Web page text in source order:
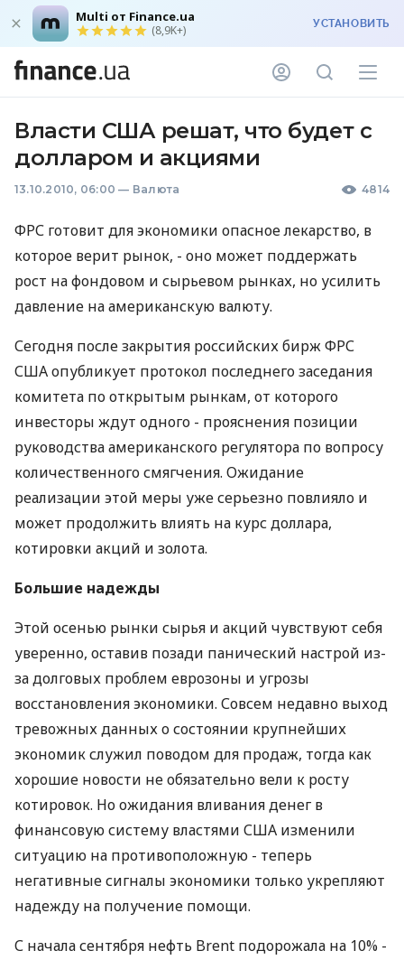
Multi от Finance.ua
(8,9K+) УСТАНОВИТЬ
Власти США решат, что будет с
долларом и акциями
13.10.2010, 06:00 — Валюта 4814
ФРС готовит для экономики опасное лекарство, в
которое верит рынок, - оно может поддержать
рост на фондовом и сырьевом рынках, но усилить
давление на американскую валюту.
Сегодня после закрытия российских бирж ФРС
США опубликует протокол последнего заседания
комитета по открытым рынкам, от которого
инвесторы ждут одного - прояснения позиции
руководства американского регулятора по вопросу
количественного смягчения. Ожидание
реализации этой меры уже серьезно повлияло и
может продолжить влиять на курс доллара,
котировки акций и золота.
Большие надежды
Этой осенью рынки сырья и акций чувствуют себя
уверенно, оставив позади панический настрой из-
за долговых проблем еврозоны и угрозы
восстановления экономики. Совсем недавно выход
тревожных данных о состоянии крупнейших
экономик служил поводом для продаж, тогда как
хорошие новости не обязательно вели к росту
котировок. Но ожидания вливания денег в
финансовую систему властями США изменили
ситуацию на противоположную - теперь
негативные сигналы экономики только укрепляют
надежду на получение помощи.
С начала сентября нефть Brent подорожала на 10% -